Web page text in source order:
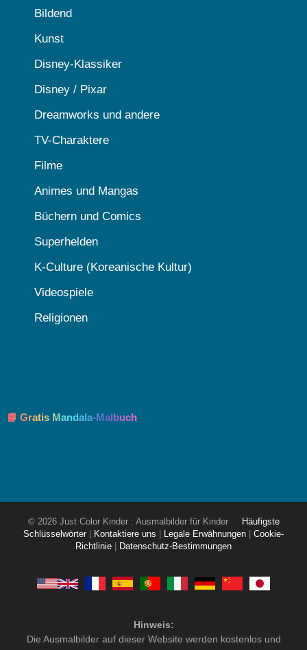
Bildend
Kunst
Disney-Klassiker
Disney / Pixar
Dreamworks und andere
TV-Charaktere
Filme
Animes und Mangas
Büchern und Comics
Superhelden
K-Culture (Koreanische Kultur)
Videospiele
Religionen
📘 Gratis Mandala-Malbuch
© 2026 Just Color Kinder : Ausmalbilder für Kinder
Häufigste
Schlüsselwörter
Kontaktiere uns Legale Erwähnungen
Cookie-
Richtlinie
Datenschutz-Bestimmungen
Hinweis:
Die Ausmalbilder auf dieser Website werden kostenlos und